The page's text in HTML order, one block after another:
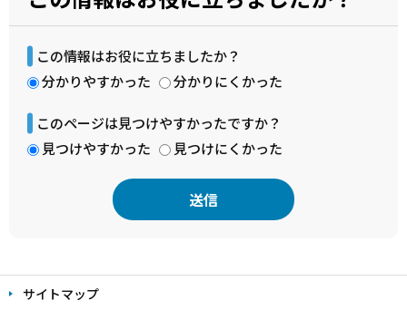
この情報はお役に立ちましたか？
分かりやすかった
分かりにくかった
このページは見つけやすかったですか？
見つけやすかった
見つけにくかった
文
こ サイトマップ